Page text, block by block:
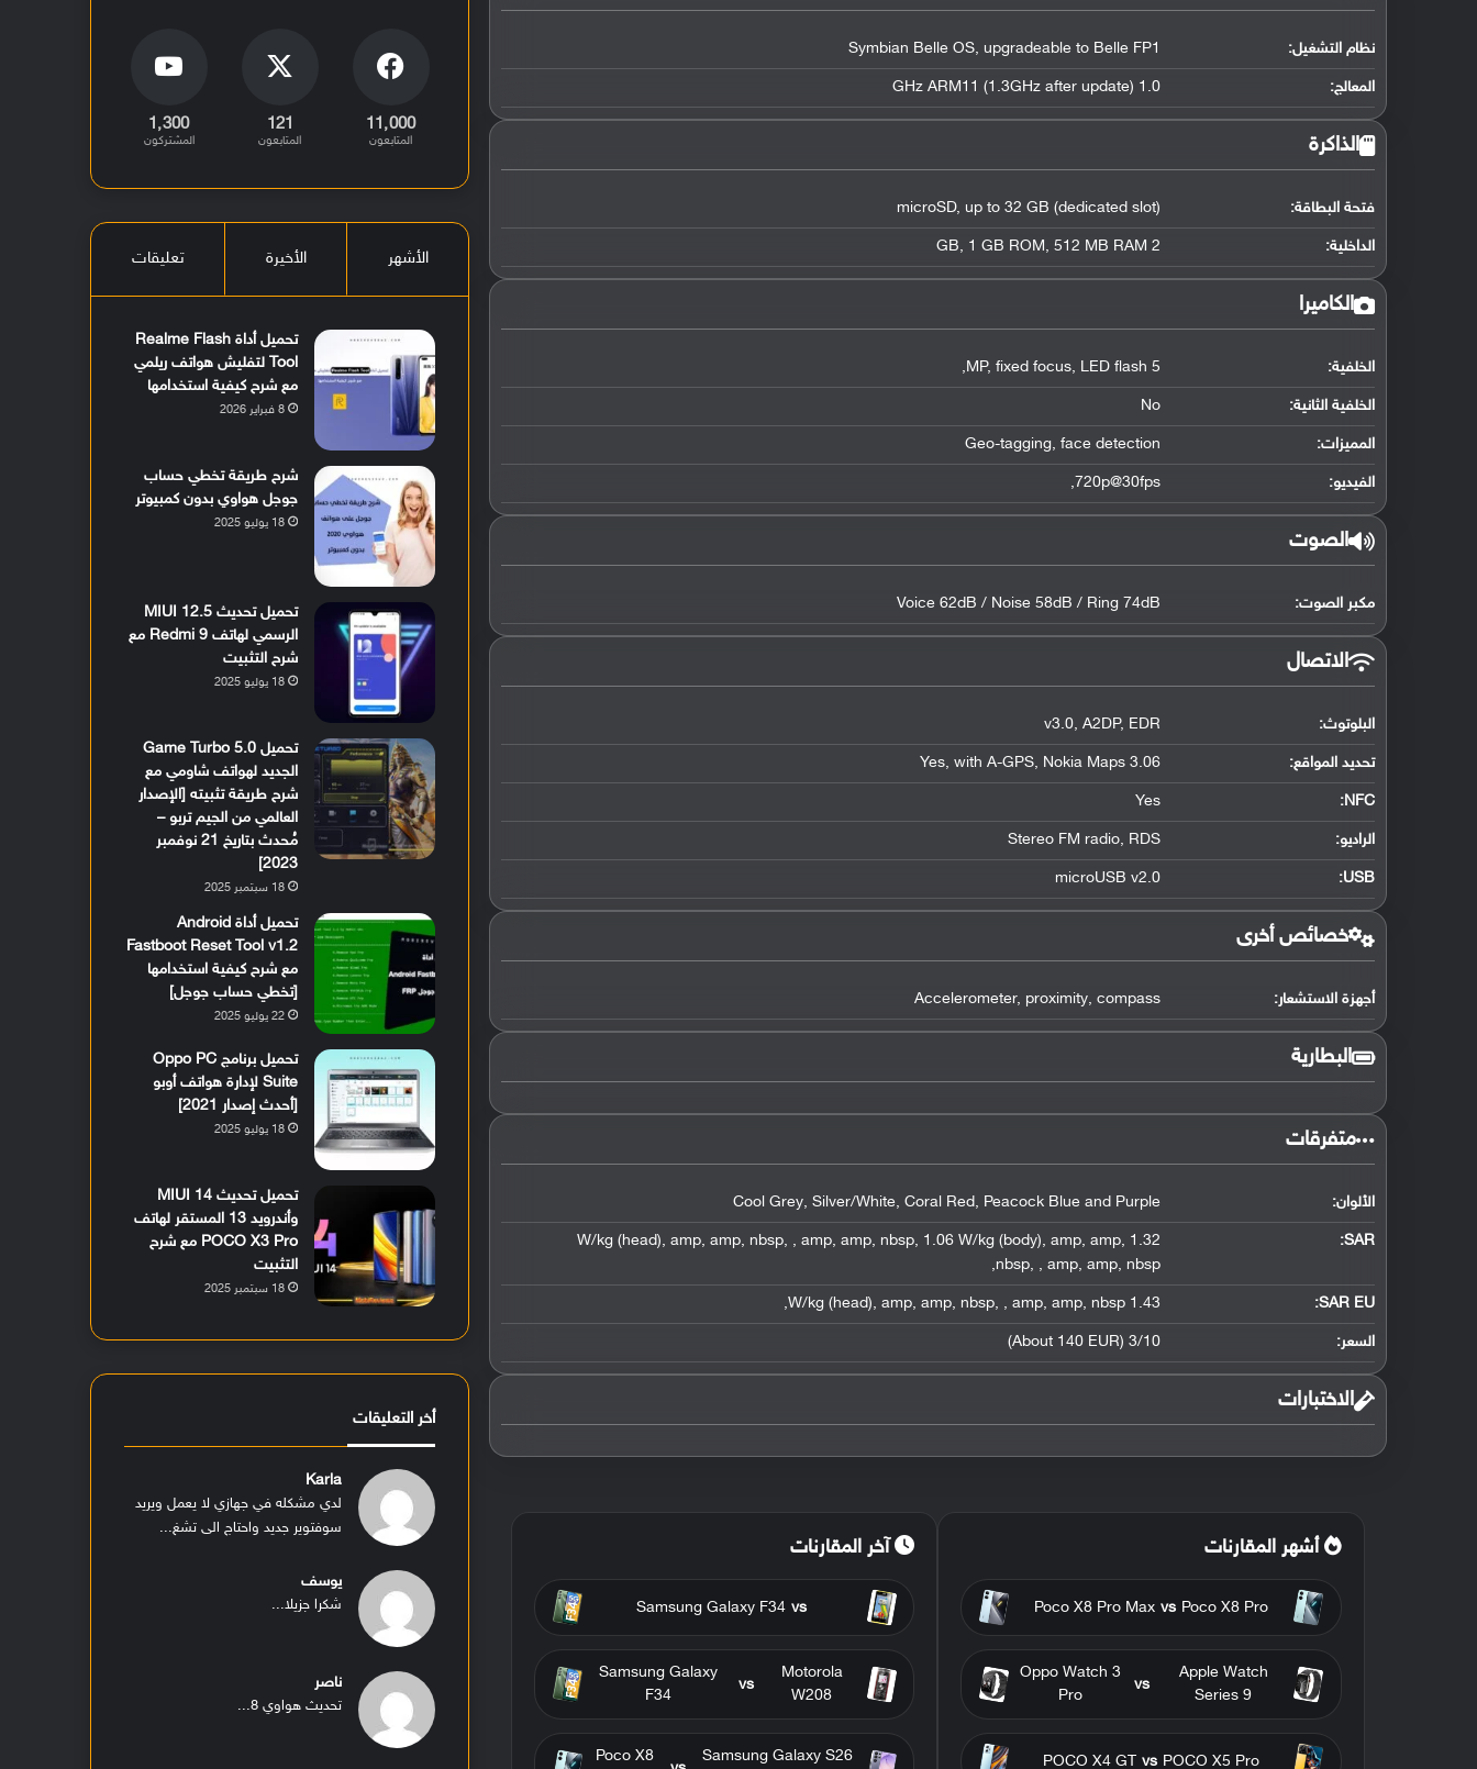
نظام التشغيل:
Symbian Belle OS, upgradeable to Belle FP1
المعالج:
1.0 GHz ARM11 (1.3GHz after update)
الذاكرة
فتحة البطاقة: microSD, up to 32 GB (dedicated slot)
الداخلية: 2 GB
, 1 GB ROM, 512 MB RAM
الكاميرا
الخلفية: 5 MP
, fixed focus, LED flash
,
الخلفية الثانية: No
المميزات: Geo-tagging, face detection
الفيديو: 720p@30fps
,
الصوت
مكبر الصوت: Voice 62dB / Noise 58dB / Ring 74dB
الاتصال
البلوتوث:
v3.0, A2DP, EDR
تحديد المواقع:
Yes, with A-GPS, Nokia Maps 3.06
NFC
:
Yes
الراديو: Stereo FM radio, RDS
USB
:
microUSB v2.0
خصائص أخرى
أجهزة الاستشعار: Accelerometer, proximity, compass
البطارية
متفرقات
الألوان: Cool Grey, Silver/White, Coral Red, Peacock Blue and Purple
SAR
:
1.32 W/kg (head)
, amp, amp, nbsp, , amp, amp, nbsp, 1.06 W/kg (body), amp, amp,
nbsp, , amp, amp, nbsp
,
SAR EU:
1.43 W/kg (head)
, amp, amp, nbsp, , amp, amp, nbsp
,
السعر: 3/10 (About 140 EUR)
الاختبارات
أشهر المقارنات
Poco X8 Pro
vs
Poco X8 Pro Max
Apple Watch
Series 9
vs
Oppo Watch 3
Pro
POCO X5 Pro
vs
POCO X4 GT
آخر المقارنات
vs
Samsung Galaxy F34
Motorola
W208
vs
Samsung Galaxy
F34
Samsung Galaxy S26
Poco X8
11٬000
المتابعون
121
المتابعون
1٬300
المشتركون
الأشهر الأخيرة تعليقات
تحميل أداة Realme Flash
Tool لتفليش هواتف ريلمي
مع شرح كيفية استخدامها
8 فبراير 2026
شرح طريقة تخطي حساب
جوجل هواوي بدون كمبيوتر
18 يوليو 2025
تحميل تحديث MIUI 12.5
الرسمي لهاتف Redmi 9 مع
شرح التثبيت
18 يوليو 2025
تحميل Game Turbo 5.0
الجديد لهواتف شاومي مع
شرح طريقة تثبيته [الإصدار
العالمي من الجيم تربو –
مُحدث بتاريخ 21 نوفمبر
2023]
18 سبتمبر 2025
تحميل أداة Android
Fastboot Reset Tool v1.2
مع شرح كيفية استخدامها
[تخطي حساب جوجل]
22 يوليو 2025
تحميل برنامج Oppo PC
Suite لإدارة هواتف أوبو
[أحدث إصدار 2021]
18 يوليو 2025
تحميل تحديث MIUI 14
وأندرويد 13 المستقر لهاتف
POCO X3 Pro مع شرح
التثبيت
18 سبتمبر 2025
أخر التعليقات
Karla
لدي مشكله في جهازي لا يعمل ويريد
سوفتوير جديد واحتاج الى تشغ...
يوسف
شكرا جزيلا...
ناصر
تحديث هواوي 8...